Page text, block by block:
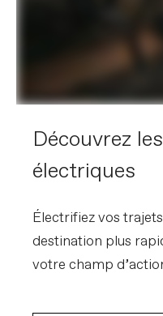
Découvrez
électriques
Électrifiez vos
destination plus
votre champ